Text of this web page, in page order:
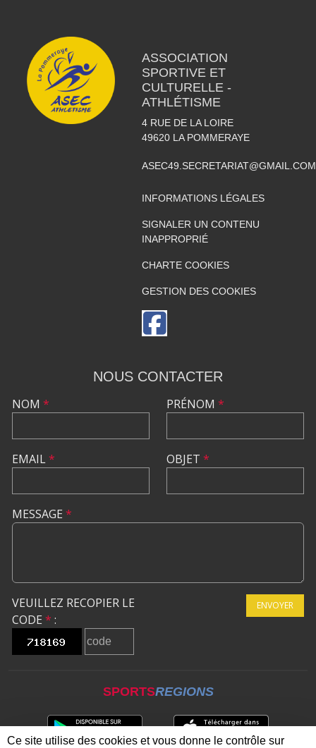
ASSOCIATION
SPORTIVE ET
CULTURELLE -
ATHLÉTISME
4 RUE DE LA LOIRE
49620 LA POMMERAYE
ASEC49.SECRETARIAT@GMAIL.COM
INFORMATIONS LÉGALES
SIGNALER UN CONTENU
INAPPROPRIÉ
CHARTE COOKIES
GESTION DES COOKIES
NOUS CONTACTER
NOM *
EMAIL*
PRÉNOM *
OBJET *
MESSAGE *
VEUILLEZ RECOPIER LE
CODE * :
ENVOYER
SPORTSREGIONS
Ce site utilise des cookies et vous donne le contrôle sur